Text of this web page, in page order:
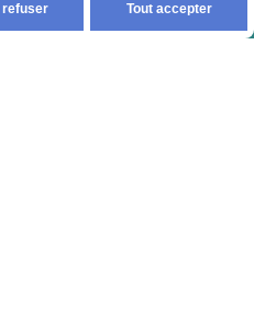
refuser Tout accepter